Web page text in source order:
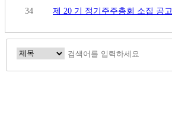
34 제 20 기 정기주주총회 소집 공고